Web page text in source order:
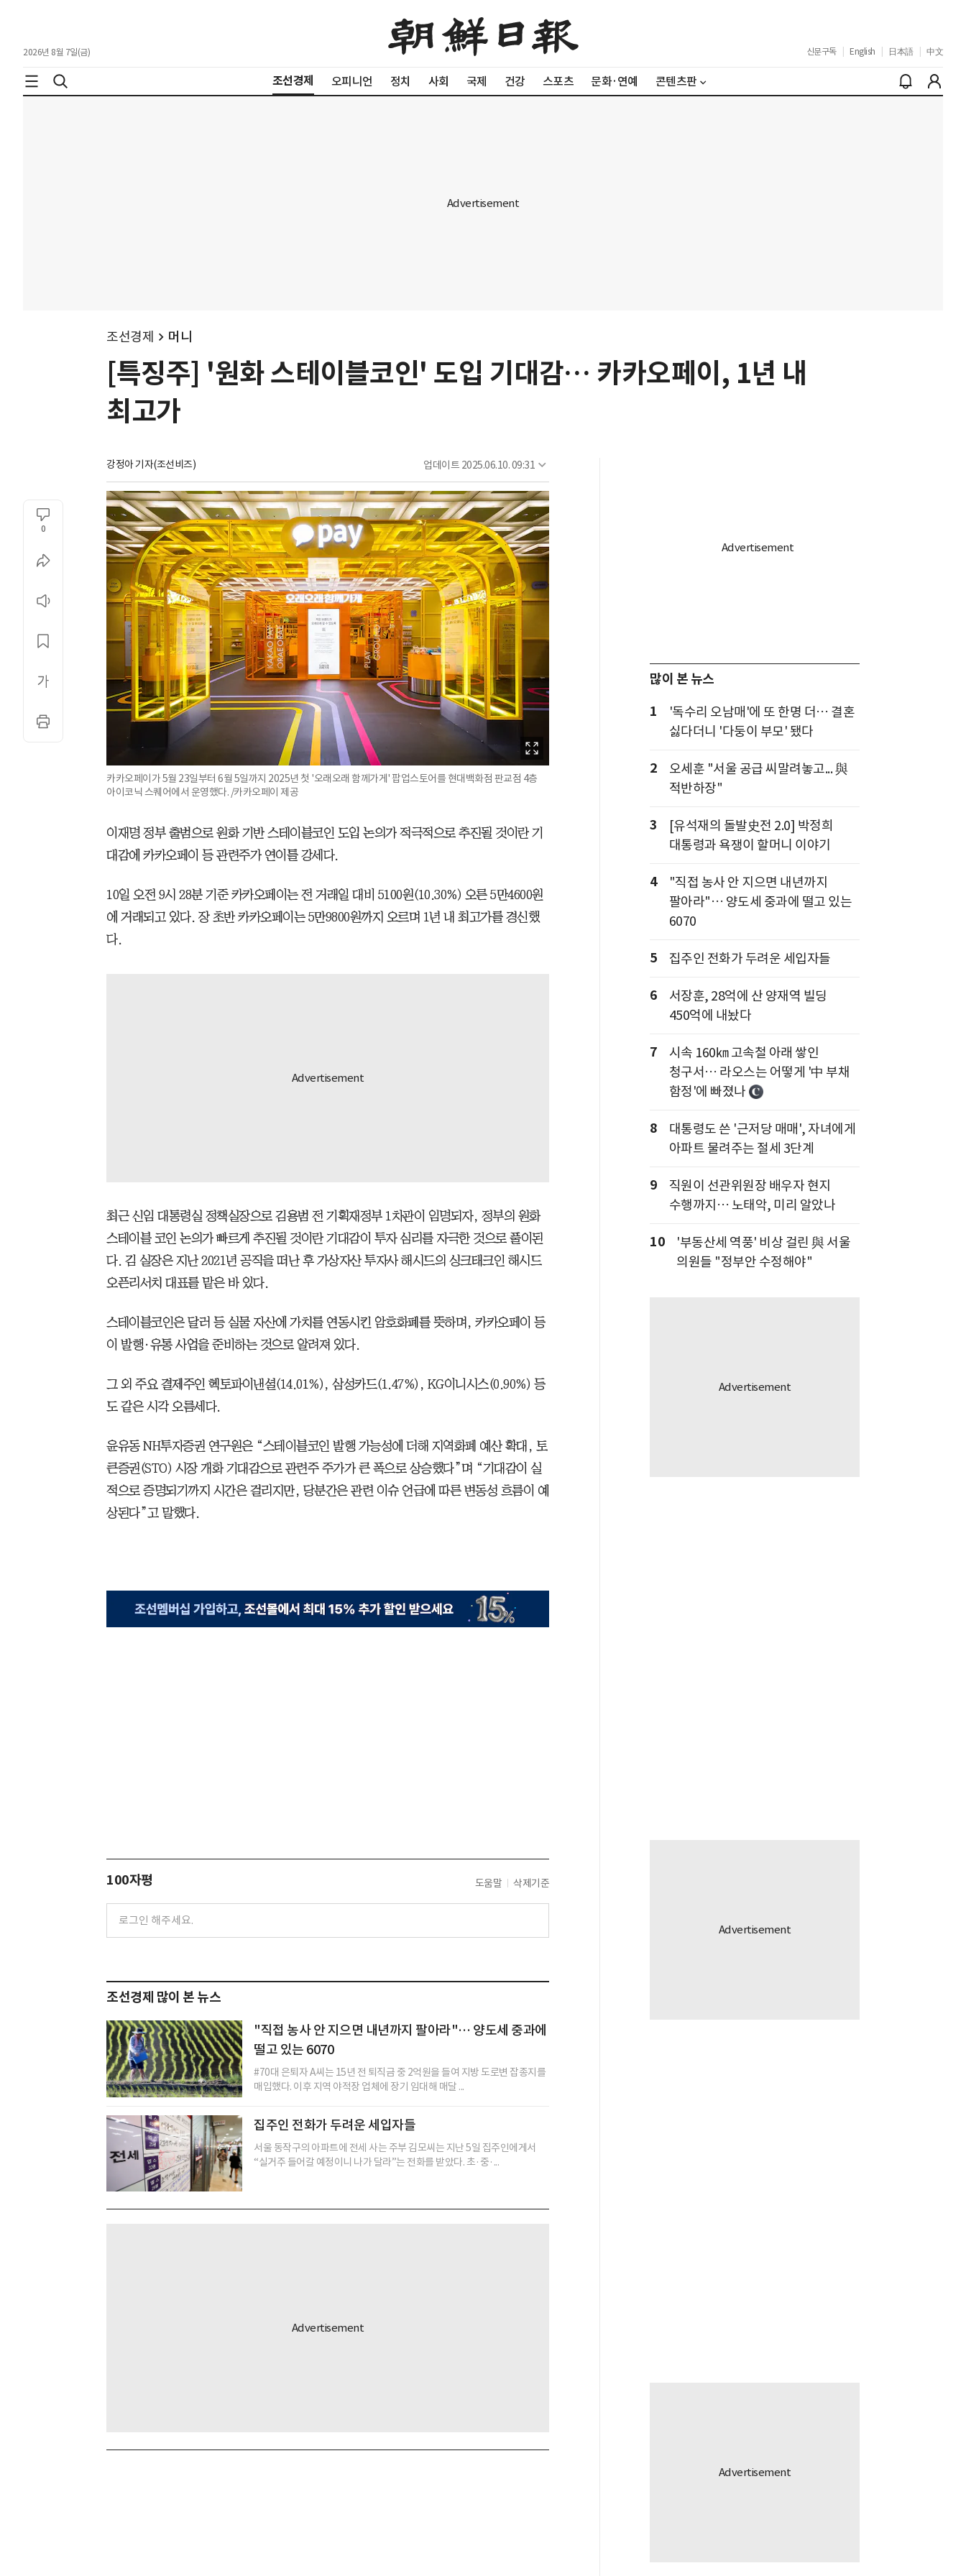
2026년 8월 7일(금) 신문구독 English 日本語 中文
조선경제 오피니언 정치 사회 국제 건강 스포츠 문화·연예 콘텐츠판
조선경제 머니
[특징주] '원화 스테이블코인' 도입 기대감… 카카오페이, 1년 내
최고가
강정아 기자(조선비즈) 업데이트 2025.06.10. 09:31
0
카카오페이가 5월 23일부터 6월 5일까지 2025년 첫 '오래오래 함께가게' 팝업스토어를 현대백화점 판교점 4층
아이코닉 스퀘어에서 운영했다. /카카오페이 제공
이재명 정부 출범으로 원화 기반 스테이블코인 도입 논의가 적극적으로 추진될 것이란 기
대감에 카카오페이 등 관련주가 연이틀 강세다.
10일 오전 9시 28분 기준 카카오페이는 전 거래일 대비 5100원(10.30%) 오른 5만4600원
에 거래되고 있다. 장 초반 카카오페이는 5만9800원까지 오르며 1년 내 최고가를 경신했
다.
최근 신임 대통령실 정책실장으로 김용범 전 기획재정부 1차관이 임명되자, 정부의 원화
스테이블 코인 논의가 빠르게 추진될 것이란 기대감이 투자 심리를 자극한 것으로 풀이된
다. 김 실장은 지난 2021년 공직을 떠난 후 가상자산 투자사 해시드의 싱크태크인 해시드
오픈리서치 대표를 맡은 바 있다.
스테이블코인은 달러 등 실물 자산에 가치를 연동시킨 암호화폐를 뜻하며, 카카오페이 등
이 발행·유통 사업을 준비하는 것으로 알려져 있다.
그 외 주요 결제주인 헥토파이낸셜(14.01%), 삼성카드(1.47%), KG이니시스(0.90%) 등
도 같은 시각 오름세다.
윤유동 NH투자증권 연구원은 “스테이블코인 발행 가능성에 더해 지역화폐 예산 확대, 토
큰증권(STO) 시장 개화 기대감으로 관련주 주가가 큰 폭으로 상승했다”며 “기대감이 실
적으로 증명되기까지 시간은 걸리지만, 당분간은 관련 이슈 언급에 따른 변동성 흐름이 예
상된다”고 말했다.
100자평 도움말 삭제기준
조선경제 많이 본 뉴스
"직접 농사 안 지으면 내년까지 팔아라"… 양도세 중과에
떨고 있는 6070
#70대 은퇴자 A씨는 15년 전 퇴직금 중 2억원을 들여 지방 도로변 잡종지를
매입했다. 이후 지역 야적장 업체에 장기 임대해 매달 ...
집주인 전화가 두려운 세입자들
서울 동작구의 아파트에 전세 사는 주부 김모씨는 지난 5일 집주인에게서
“실거주 들어갈 예정이니 나가 달라”는 전화를 받았다. 초·중·...
많이 본 뉴스
1
'독수리 오남매'에 또 한명 더… 결혼
싫다더니 '다둥이 부모' 됐다
2
오세훈 "서울 공급 씨말려놓고... 與
적반하장"
3
[유석재의 돌발史전 2.0] 박정희
대통령과 욕쟁이 할머니 이야기
4
"직접 농사 안 지으면 내년까지
팔아라"… 양도세 중과에 떨고 있는
6070
5 집주인 전화가 두려운 세입자들
6
서장훈, 28억에 산 양재역 빌딩
450억에 내놨다
7
시속 160㎞ 고속철 아래 쌓인
청구서… 라오스는 어떻게 '中 부채
함정'에 빠졌나
8
대통령도 쓴 '근저당 매매', 자녀에게
아파트 물려주는 절세 3단계
9
직원이 선관위원장 배우자 현지
수행까지… 노태악, 미리 알았나
10
'부동산세 역풍' 비상 걸린 與 서울
의원들 "정부안 수정해야"